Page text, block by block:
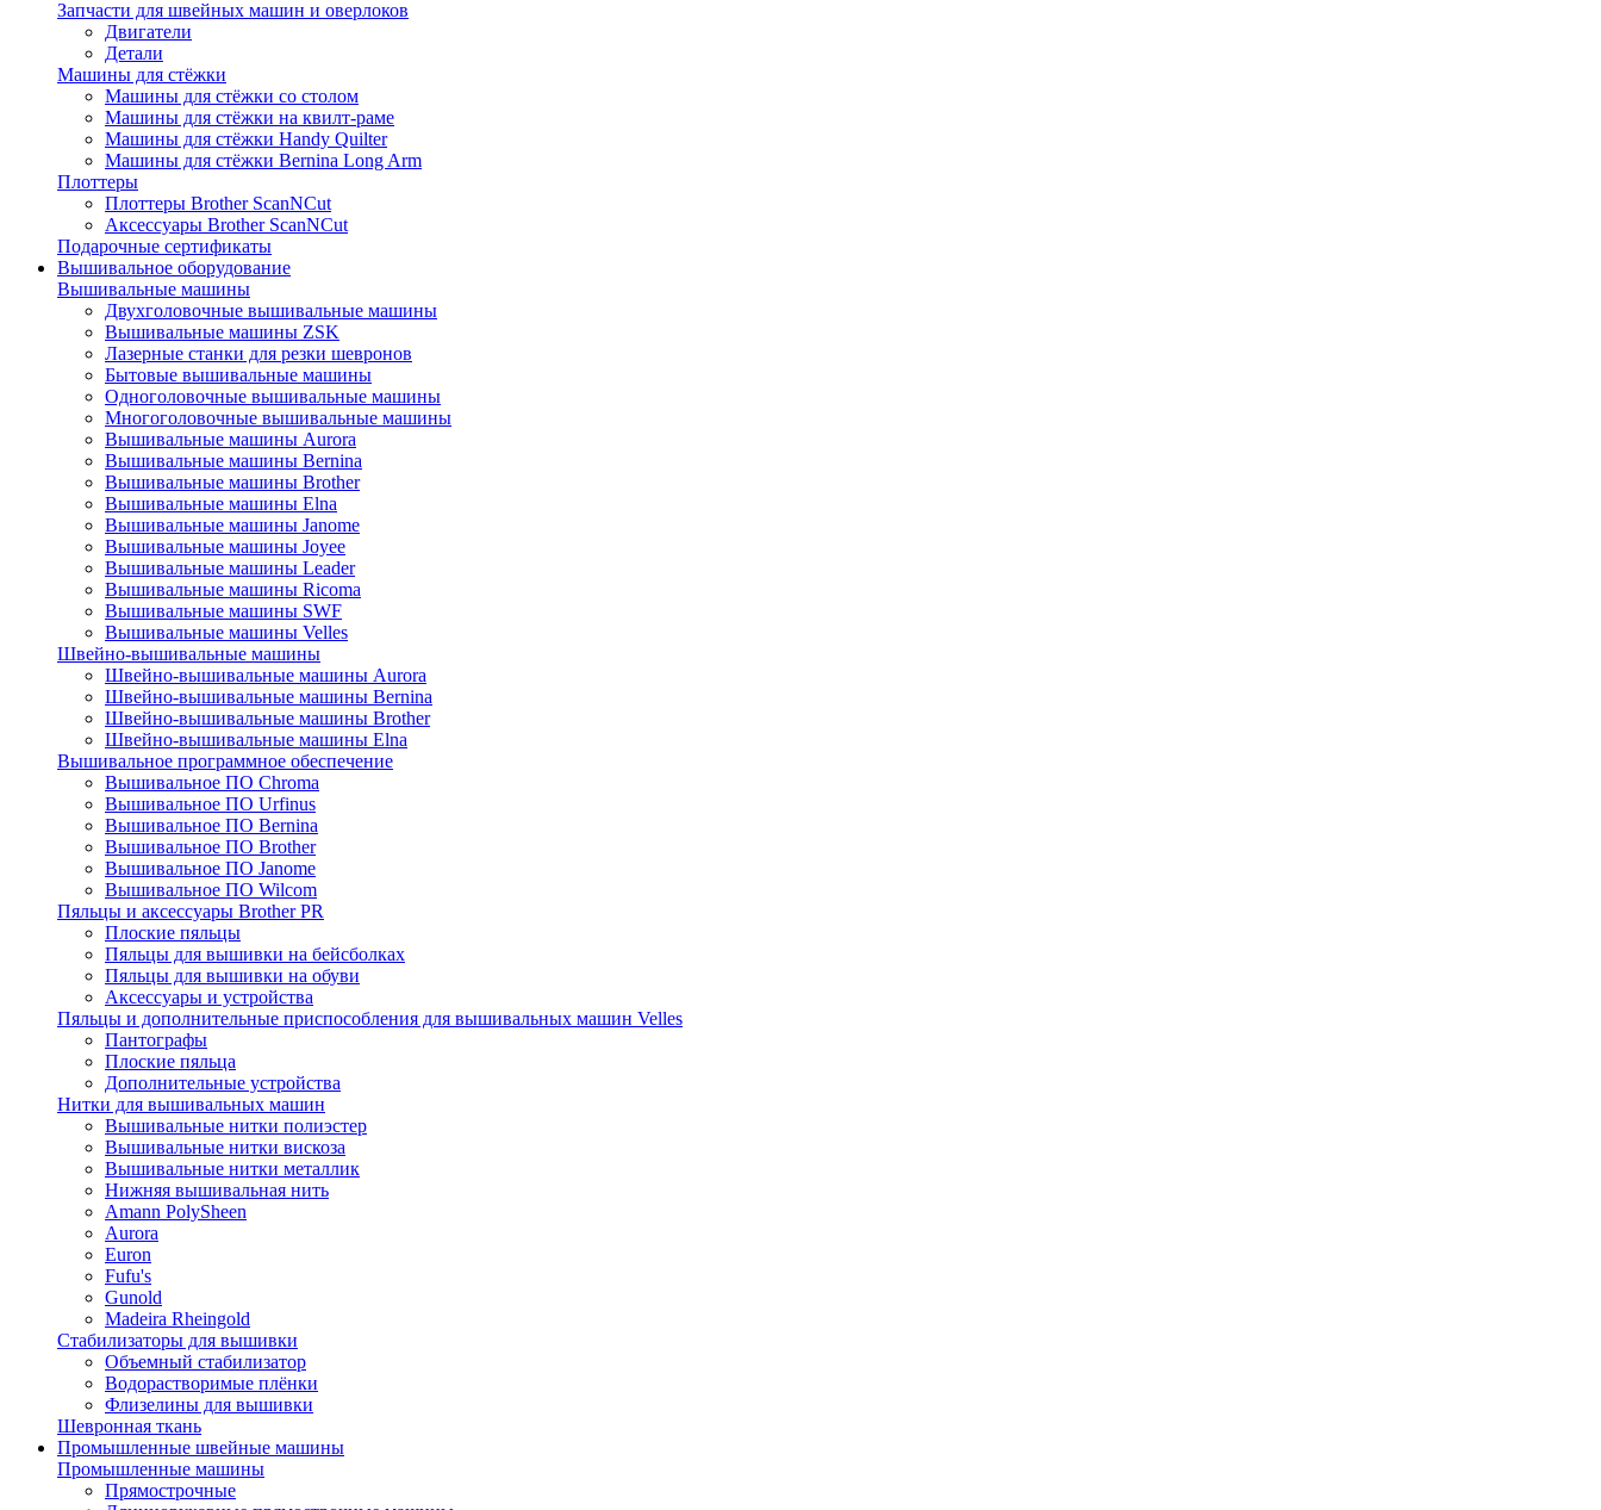
Запчасти для швейных машин и оверлоков
Двигатели
Детали
Машины для стёжки
Машины для стёжки со столом
Машины для стёжки на квилт-раме
Машины для стёжки Handy Quilter
Машины для стёжки Bernina Long Arm
Плоттеры
Плоттеры Brother ScanNCut
Аксессуары Brother ScanNCut
Подарочные сертификаты
Вышивальное оборудование
Вышивальные машины
Двухголовочные вышивальные машины
Вышивальные машины ZSK
Лазерные станки для резки шевронов
Бытовые вышивальные машины
Одноголовочные вышивальные машины
Многоголовочные вышивальные машины
Вышивальные машины Aurora
Вышивальные машины Bernina
Вышивальные машины Brother
Вышивальные машины Elna
Вышивальные машины Janome
Вышивальные машины Joyee
Вышивальные машины Leader
Вышивальные машины Ricoma
Вышивальные машины SWF
Вышивальные машины Velles
Швейно-вышивальные машины
Швейно-вышивальные машины Aurora
Швейно-вышивальные машины Bernina
Швейно-вышивальные машины Brother
Швейно-вышивальные машины Elna
Вышивальное программное обеспечение
Вышивальное ПО Chroma
Вышивальное ПО Urfinus
Вышивальное ПО Bernina
Вышивальное ПО Brother
Вышивальное ПО Janome
Вышивальное ПО Wilcom
Пяльцы и аксессуары Brother PR
Плоские пяльцы
Пяльцы для вышивки на бейсболках
Пяльцы для вышивки на обуви
Аксессуары и устройства
Пяльцы и дополнительные приспособления для вышивальных машин Velles
Пантографы
Плоские пяльца
Дополнительные устройства
Нитки для вышивальных машин
Вышивальные нитки полиэстер
Вышивальные нитки вискоза
Вышивальные нитки металлик
Нижняя вышивальная нить
Amann PolySheen
Aurora
Euron
Fufu's
Gunold
Madeira Rheingold
Стабилизаторы для вышивки
Объемный стабилизатор
Водорастворимые плёнки
Флизелины для вышивки
Шевронная ткань
Промышленные швейные машины
Промышленные машины
Прямострочные